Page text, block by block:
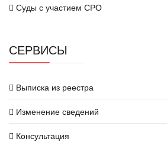
Суды с участием СРО
СЕРВИСЫ
Выписка из реестра
Изменение сведений
Консультация